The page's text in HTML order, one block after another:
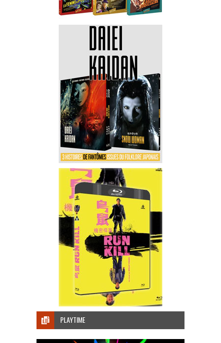
PLAYTIME